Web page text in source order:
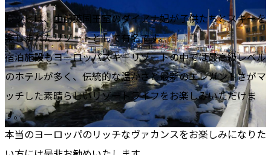
レッヒは、生前英国王室のダイアナ妃が子供たちとスキーを
楽しまれたリゾートとして有名です。
宿泊施設もヨーロッパスキーリゾートの中では最高級レベル
のホテルが多く、伝統的な温かさと最新のエレガントさがマ
ッチした素晴らしいリゾートライフをお楽しみいただけま
す。
本当のヨーロッパのリッチなヴァカンスをお楽しみになりた